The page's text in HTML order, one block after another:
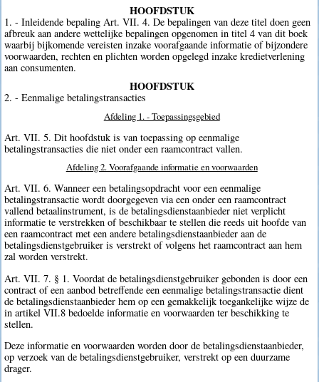
HOOFDSTUK
1. - Inleidende bepaling Art. VII. 4. De bepalingen van deze titel doen geen
afbreuk aan andere wettelijke bepalingen opgenomen in titel 4 van dit boek
waarbij bijkomende vereisten inzake voorafgaande informatie of bijzondere
voorwaarden, rechten en plichten worden opgelegd inzake kredietverlening
aan consumenten.
HOOFDSTUK
2. - Eenmalige betalingstransacties
Afdeling 1. - Toepassingsgebied
Art. VII. 5. Dit hoofdstuk is van toepassing op eenmalige
betalingstransacties die niet onder een raamcontract vallen.
Afdeling 2. Voorafgaande informatie en voorwaarden
Art. VII. 6. Wanneer een betalingsopdracht voor een eenmalige
betalingstransactie wordt doorgegeven via een onder een raamcontract
vallend betaalinstrument, is de betalingsdienstaanbieder niet verplicht
informatie te verstrekken of beschikbaar te stellen die reeds uit hoofde van
een raamcontract met een andere betalingsdienstaanbieder aan de
betalingsdienstgebruiker is verstrekt of volgens het raamcontract aan hem
zal worden verstrekt.
Art. VII. 7. § 1. Voordat de betalingsdienstgebruiker gebonden is door een
contract of een aanbod betreffende een eenmalige betalingstransactie dient
de betalingsdienstaanbieder hem op een gemakkelijk toegankelijke wijze de
in artikel VII.8 bedoelde informatie en voorwaarden ter beschikking te
stellen.
Deze informatie en voorwaarden worden door de betalingsdienstaanbieder,
op verzoek van de betalingsdienstgebruiker, verstrekt op een duurzame
drager.